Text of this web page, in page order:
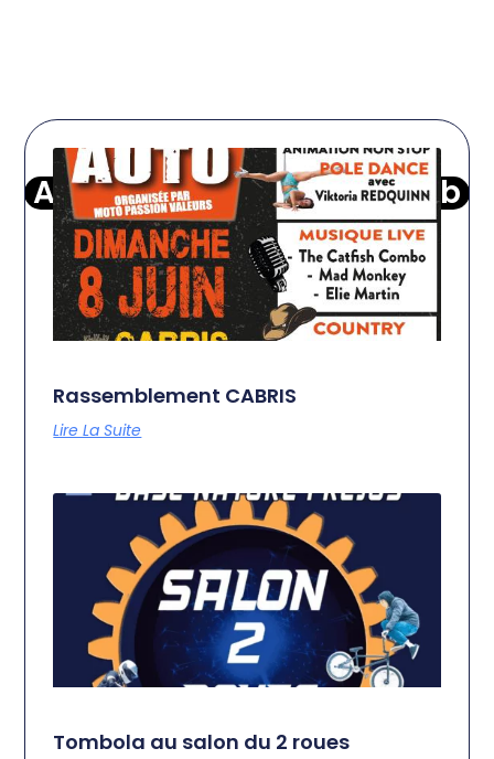
Autres Motos du moto club
Rassemblement CABRIS
Lire La Suite
Tombola au salon du 2 roues